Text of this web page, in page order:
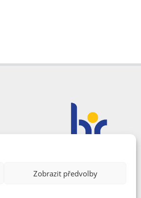
Zobrazit předvolby